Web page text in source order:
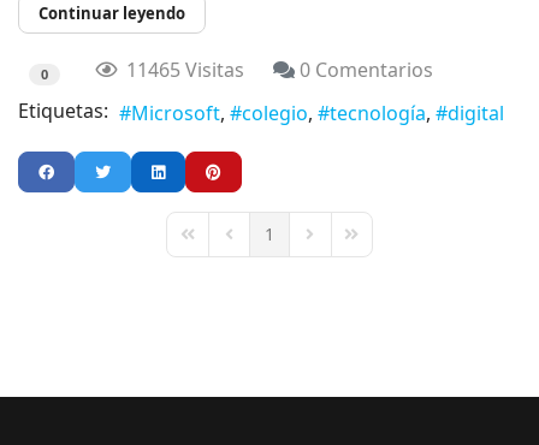
Continuar leyendo
0 11465 Visitas
0 Comentarios
Etiquetas:
Microsoft colegio tecnología digital
First PagePrevious Page
1 Next PageLast Page